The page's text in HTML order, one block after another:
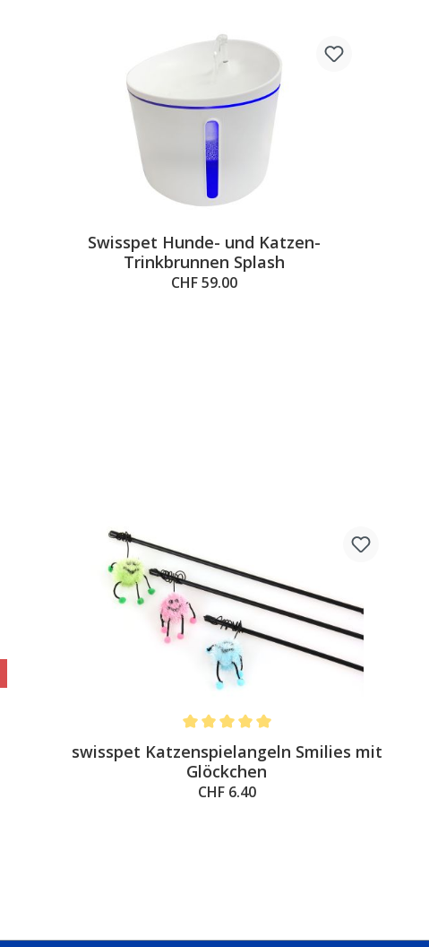
Swisspet Hunde- und Katzen-
Trinkbrunnen Splash
CHF 59.00
Average rating of 5 out of 5 stars
swisspet Katzenspielangeln Smilies mit
Glöckchen
CHF 6.40